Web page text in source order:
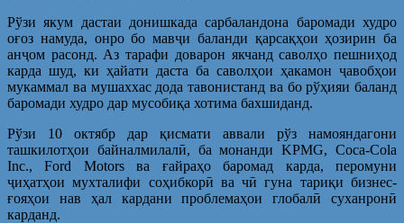
Рўзи якум дастаи донишкада сарбаландона баромади худро
оғоз намуда, онро бо мавҷи баланди қарсақҳои ҳозирин ба
анҷом расонд. Аз тарафи доварон якчанд саволҳо пешниҳод
карда шуд, ки ҳайати даста ба саволҳои ҳакамон ҷавобҳои
мукаммал ва мушаххас дода тавонистанд ва бо рўҳияи баланд
баромади худро дар мусобиқа хотима бахшиданд.
Рўзи 10 октябр дар қисмати аввали рўз намояндагони
ташкилотҳои байналмилалӣ, ба монанди KPMG, Coca-Cola
Inc., Ford Motors ва ғайраҳо баромад карда, перомуни
ҷиҳатҳои мухталифи соҳибкорӣ ва чӣ гуна тариқи бизнес-
ғояҳои нав ҳал кардани проблемаҳои глобалӣ суханронӣ
карданд.